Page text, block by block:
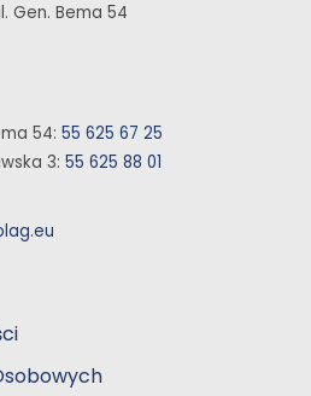
Gen. Bema 54
54: 55 625 67 25
3: 55 625 88 01